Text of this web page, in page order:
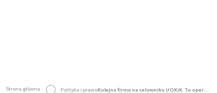
Strona główna Polityka i prawo Kolejna firma na celowniku UOKiK. To operator giełdy kryptowalut